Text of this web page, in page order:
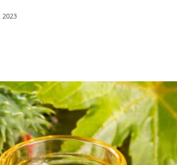
2023